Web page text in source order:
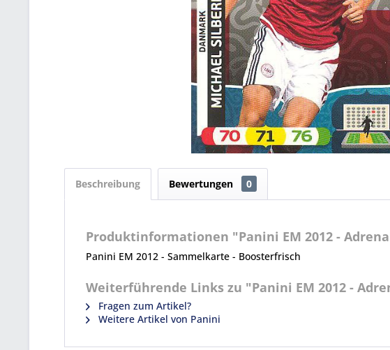
Beschreibung Bewertungen 0
Produktinformationen "Panini EM 2012 -
Panini EM 2012 - Sammelkarte - Boosterfrisch
Weiterführende Links zu "Panini EM 2012 -
Fragen zum Artikel?
Weitere Artikel von Panini